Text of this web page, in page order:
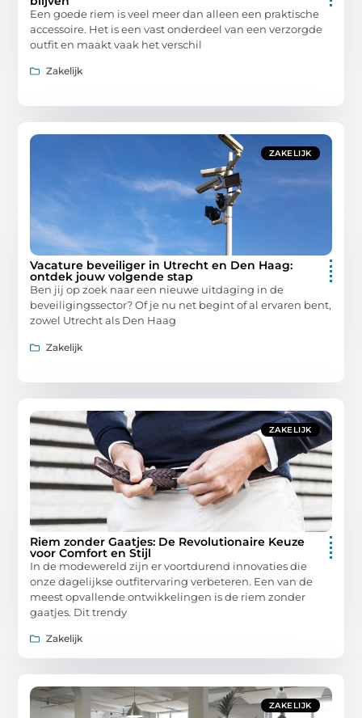
Een goede riem is veel meer dan alleen een praktische
accessoire. Het is een vast onderdeel van een verzorgde
outfit en maakt vaak het verschil
Zakelijk
ZAKELIJK
Vacature beveiliger in Utrecht en Den Haag:
ontdek jouw volgende stap
Ben jij op zoek naar een nieuwe uitdaging in de
beveiligingssector? Of je nu net begint of al ervaren bent,
zowel Utrecht als Den Haag
Zakelijk
ZAKELIJK
Riem zonder Gaatjes: De Revolutionaire Keuze
voor Comfort en Stijl
In de modewereld zijn er voortdurend innovaties die
onze dagelijkse outfitervaring verbeteren. Een van de
meest opvallende ontwikkelingen is de riem zonder
gaatjes. Dit trendy
Zakelijk
ZAKELIJK